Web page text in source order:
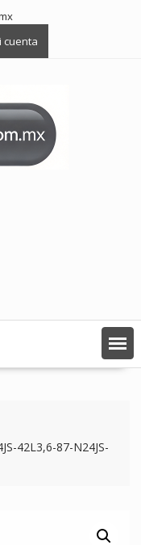
cuenta
42L3,6-87-N24JS-